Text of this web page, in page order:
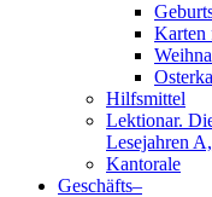
Karten
Hilfsmittel
Lektionar.
Lesejahren
Kantorale
Geschäfts­–